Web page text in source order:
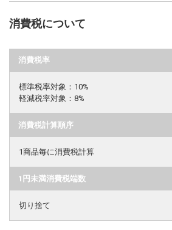
消費税について
消費税率
標準税率対象：10%
軽減税率対象：8%
消費税計算順序
1商品毎に消費税計算
1円未満消費税端数
切り捨て